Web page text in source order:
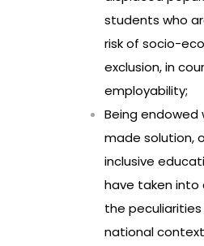
students who
risk of socio-
exclusion, in
employability;
Being endowed
made solution,
inclusive
have taken into
the
national